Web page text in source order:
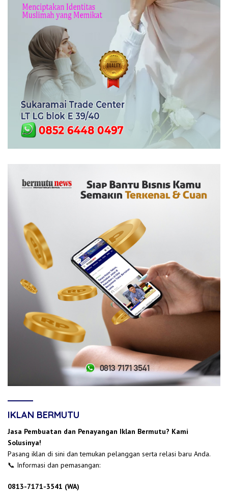
IKLAN BERMUTU
Jasa Pembuatan dan Penayangan Iklan Bermutu? Kami
Solusinya!
Pasang iklan di sini dan temukan pelanggan serta relasi baru Anda.
📞 Informasi dan pemasangan:
0813-7171-3541 (WA)